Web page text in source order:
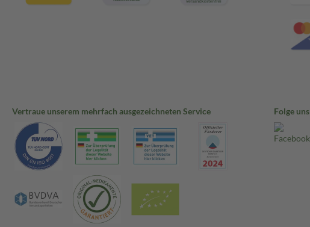
Vertraue unserem mehrfach ausgezeichneten Service Folge uns